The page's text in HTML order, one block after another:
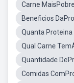
Carne
Beneficios
Quanta
Qual Carne
Quantidade
Comidas